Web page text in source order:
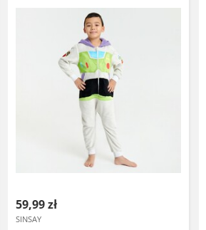
59,99 zł
SINSAY